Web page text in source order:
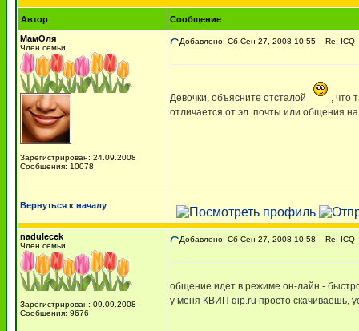
Автор
Сообщение
МамОля
Член семьи
Зарегистрирован: 24.09.2008
Сообщения: 10078
Добавлено: Сб Сен 27, 2008 10:55 Re: ICQ
Девочки, объясните отсталой
, что
отличается от эл. почты или общения
Вернуться к началу
nadulecek
Член семьи
Зарегистрирован: 09.09.2008
Сообщения: 9676
Добавлено: Сб Сен 27, 2008 10:58 Re: ICQ
общение идет в режиме он-лайн -
у меня КВИП qip.ru просто скачиваешь,